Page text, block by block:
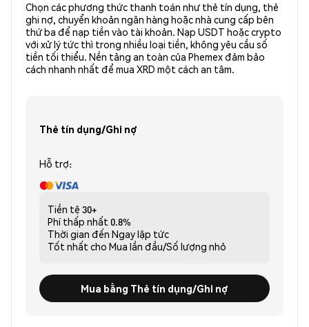
Chọn các phương thức thanh toán như thẻ tín dụng, thẻ
ghi nợ, chuyển khoản ngân hàng hoặc nhà cung cấp bên
thứ ba để nạp tiền vào tài khoản. Nạp USDT hoặc crypto
với xử lý tức thì trong nhiều loại tiền, không yêu cầu số
tiền tối thiểu. Nền tảng an toàn của Phemex đảm bảo
cách nhanh nhất để mua XRD một cách an tâm.
Thẻ tín dụng/Ghi nợ
Hỗ trợ:
Tiền tệ 30+
Phí thấp nhất 0.8%
Thời gian đến Ngay lập tức
Tốt nhất cho Mua lần đầu/Số lượng nhỏ
Mua bằng Thẻ tín dụng/Ghi nợ